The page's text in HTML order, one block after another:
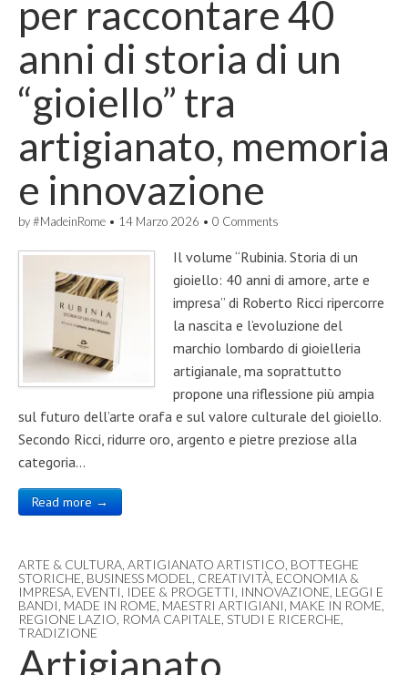
per raccontare 40
anni di storia di un
“gioiello” tra
artigianato, memoria
e innovazione
by#MadeinRome • 14 Marzo 2026 • 0 Comments
Il volume “Rubinia. Storia di un
gioiello: 40 anni di amore, arte e
impresa” di Roberto Ricci ripercorre
la nascita e l’evoluzione del
marchio lombardo di gioielleria
artigianale, ma soprattutto
propone una riflessione più ampia
sul futuro dell’arte orafa e sul valore culturale del gioiello.
Secondo Ricci, ridurre oro, argento e pietre preziose alla
categoria…
Read more →
ARTE & CULTURA ARTIGIANATO ARTISTICO BOTTEGHE
STORICHE BUSINESS MODEL CREATIVITÀ ECONOMIA &
IMPRESA EVENTI IDEE & PROGETTI INNOVAZIONE LEGGI E
BANDI MADE IN ROME MAESTRI ARTIGIANI MAKE IN ROME
REGIONE LAZIO ROMA CAPITALE STUDI E RICERCHE
TRADIZIONE
Artigianato,